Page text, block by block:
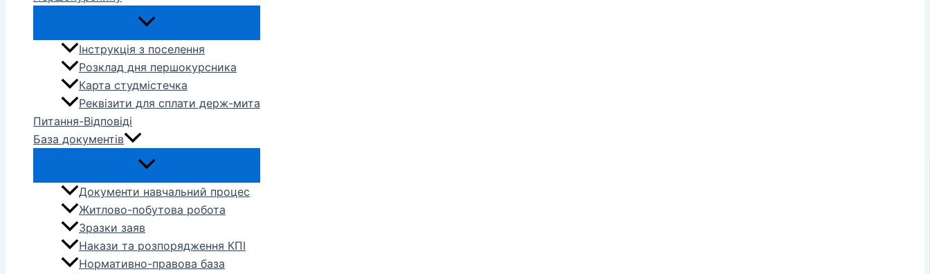
Інструкція з поселення
Розклад дня першокурсника
Карта студмістечка
Реквізити для сплати держ-мита
Питання-Відповіді
База документів
Документи навчальний процес
Житлово-побутова робота
Зразки заяв
Накази та розпорядження КПІ
Нормативно-правова база